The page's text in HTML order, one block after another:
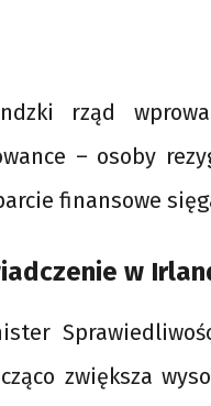
rząd
– osoby
finansowe
w
zwiększa